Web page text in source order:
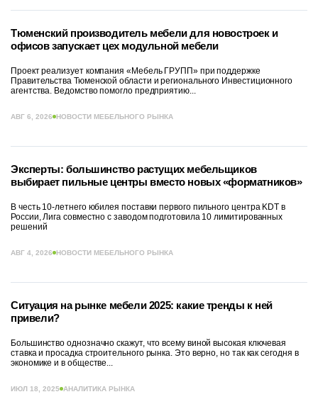
Тюменский производитель мебели для новостроек и
офисов запускает цех модульной мебели
Проект реализует компания «Мебель ГРУПП» при поддержке
Правительства Тюменской области и регионального Инвестиционного
агентства. Ведомство помогло предприятию...
АВГ 6, 2026 НОВОСТИ МЕБЕЛЬНОГО РЫНКА
Эксперты: большинство растущих мебельщиков
выбирает пильные центры вместо новых «форматников»
В честь 10-летнего юбилея поставки первого пильного центра KDT в
России, Лига совместно с заводом подготовила 10 лимитированных
решений
АВГ 4, 2026 НОВОСТИ МЕБЕЛЬНОГО РЫНКА
Ситуация на рынке мебели 2025: какие тренды к ней
привели?
Большинство однозначно скажут, что всему виной высокая ключевая
ставка и просадка строительного рынка. Это верно, но так как сегодня в
экономике и в обществе...
ИЮЛ 18, 2025 АНАЛИТИКА РЫНКА